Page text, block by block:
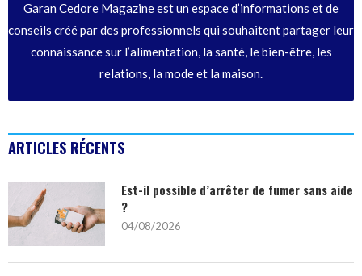
Garan Cedore Magazine est un espace d’informations et de
conseils créé par des professionnels qui souhaitent partager leur
connaissance sur l’alimentation, la santé, le bien-être, les
relations, la mode et la maison.
ARTICLES RÉCENTS
Est-il possible d’arrêter de fumer sans aide
?
04/08/2026